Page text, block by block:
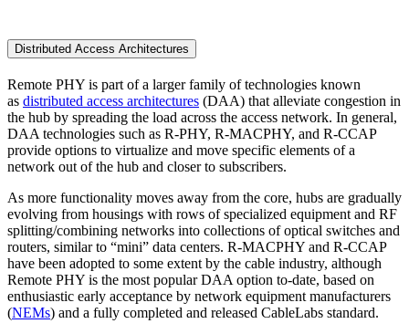
Distributed Access Architectures
Remote PHY is part of a larger family of technologies known
as distributed access architectures (DAA) that alleviate congestion in
the hub by spreading the load across the access network. In general,
DAA technologies such as R-PHY, R-MACPHY, and R-CCAP
provide options to virtualize and move specific elements of a
network out of the hub and closer to subscribers.
As more functionality moves away from the core, hubs are gradually
evolving from housings with rows of specialized equipment and RF
splitting/combining networks into collections of optical switches and
routers, similar to “mini” data centers. R-MACPHY and R-CCAP
have been adopted to some extent by the cable industry, although
Remote PHY is the most popular DAA option to-date, based on
enthusiastic early acceptance by network equipment manufacturers
(NEMs) and a fully completed and released CableLabs standard.